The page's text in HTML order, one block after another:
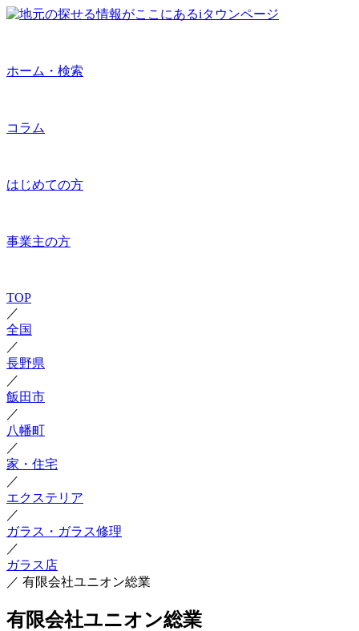
ホーム・検索
コラム
はじめての方
事業主の方
TOP
／
全国
／
長野県
／
飯田市
／
八幡町
／
家・住宅
／
エクステリア
／
ガラス・ガラス修理
／
ガラス店
／ 有限会社ユニオン総業
有限会社ユニオン総業